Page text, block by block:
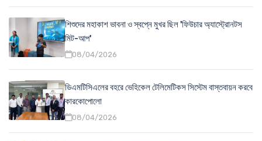
শিশুদের মহাকাশ ভাবনা ও স্বপ্নে মুখর ছিল 'ফিউচার অ্যাস্ট্রোনটস
মিট-আপ'
08/04/2026
ডিএমটিসিএলের বহরে ভেহিকেল টেলিমেটিকস সিস্টেম বাস্তবায়ন করবে
কারকোপোলো
08/04/2026